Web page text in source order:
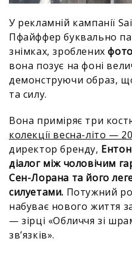
У рекламній кампанії
Пфайффер буквально
знімках, зроблених
вона позує на фоні
демонструючи образ,
та силу.
Вона приміряє три
колекції весна-літо —
директор бренду,
діалог між чоловічим
Сен-Лорана та його
силуетами. Потужний
набуває нового життя
— зірці «Обличчя зі
зв’язків».